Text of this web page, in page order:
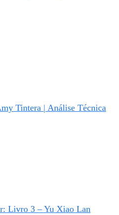
Tintera | Análise Técnica
Livro 3 – Yu Xiao Lan